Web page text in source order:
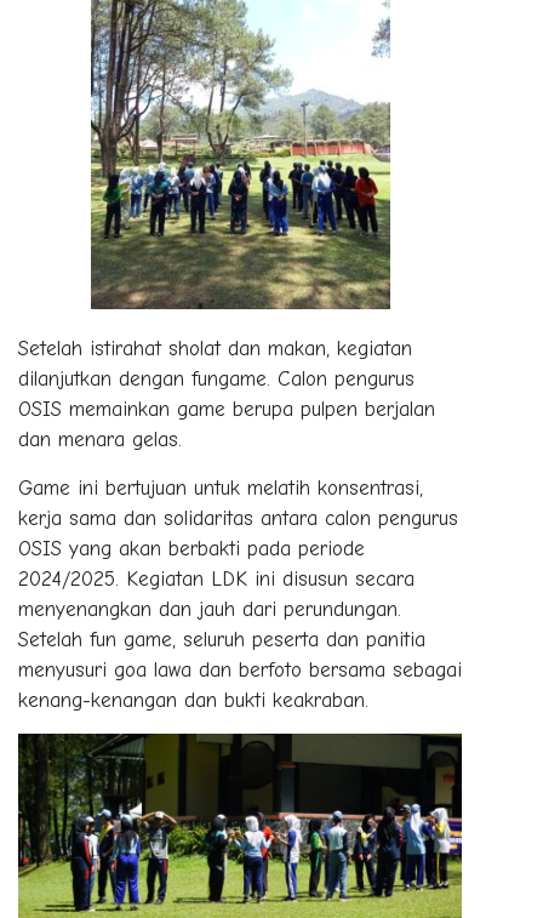
Setelah istirahat sholat dan makan, kegiatan
dilanjutkan dengan fungame. Calon pengurus
OSIS memainkan game berupa pulpen berjalan
dan menara gelas.
Game ini bertujuan untuk melatih konsentrasi,
kerja sama dan solidaritas antara calon pengurus
OSIS yang akan berbakti pada periode
2024/2025. Kegiatan LDK ini disusun secara
menyenangkan dan jauh dari perundungan.
Setelah fun game, seluruh peserta dan panitia
menyusuri goa lawa dan berfoto bersama sebagai
kenang-kenangan dan bukti keakraban.